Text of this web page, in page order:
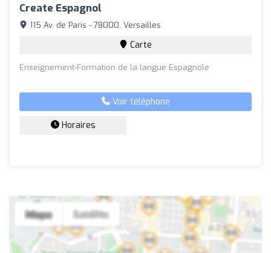
Create Espagnol
115 Av. de Paris - 78000, Versailles
Carte
Enseignement-Formation de la langue Espagnole
Voir téléphone
Horaires